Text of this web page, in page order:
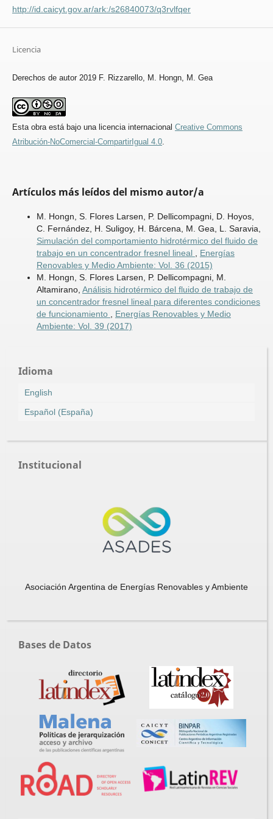
http://id.caicyt.gov.ar/ark:/s26840073/q3rvlfqer
Licencia
Derechos de autor 2019 F. Rizzarello, M. Hongn, M. Gea
Esta obra está bajo una licencia internacional Creative Commons
Atribución-NoComercial-CompartirIgual 4.0.
Artículos más leídos del mismo autor/a
M. Hongn, S. Flores Larsen, P. Dellicompagni, D. Hoyos,
C. Fernández, H. Suligoy, H. Bárcena, M. Gea, L. Saravia,
Simulación del comportamiento hidrotérmico del fluido de
trabajo en un concentrador fresnel lineal
Energías
Renovables y Medio Ambiente: Vol. 36 (2015)
M. Hongn, S. Flores Larsen, P. Dellicompagni, M.
Altamirano, Análisis hidrotérmico del fluido de trabajo de
un concentrador fresnel lineal para diferentes condiciones
de funcionamiento
Energías Renovables y Medio
Ambiente: Vol. 39 (2017)
Idioma
English
Español (España)
Institucional
Asociación Argentina de Energías Renovables y Ambiente
Bases de Datos